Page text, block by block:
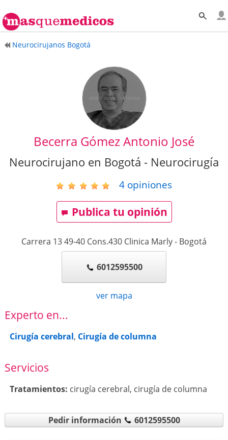
Neurocirujanos Bogotá
Becerra Gómez Antonio José
Neurocirujano en Bogotá - Neurocirugía
4opiniones
Publica tu opinión
Carrera 13 49-40 Cons.430 Clinica Marly- Bogotá
6012595500
ver mapa
Experto en...
Cirugía cerebral, Cirugía de columna
Servicios
Tratamientos: cirugía cerebral, cirugía de columna
Pedir información 6012595500